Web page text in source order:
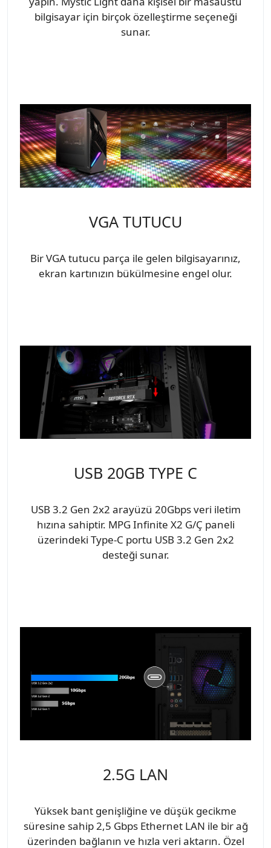
bilgisayar için birçok özelleştirme seçeneği
sunar.
VGA TUTUCU
Bir VGA tutucu parça ile gelen bilgisayarınız,
ekran kartınızın bükülmesine engel olur.
USB 20GB TYPE C
USB 3.2 Gen 2x2 arayüzü 20Gbps veri iletim
hızına sahiptir. MPG Infinite X2 G/Ç paneli
üzerindeki Type-C portu USB 3.2 Gen 2x2
desteği sunar.
2.5G LAN
Yüksek bant genişliğine ve düşük gecikme
süresine sahip 2,5 Gbps Ethernet LAN ile bir ağ
üzerinden bağlanın ve hızla veri aktarın. Özel